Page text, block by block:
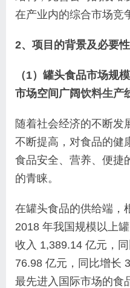
在产业内的综合市场竞
2、项目的背景及必要性
（1）罐头食品市场规
市场空间广阔饮料生产
随着社会经济的不断发
不断提高，对食品的健
食品安全、营养、便捷
的青睐。
在罐头食品的供给端，
2018 年我国规模以上
收入 1,389.14 亿元，
76.98 亿元，同比增长
最先进入国际市场的食